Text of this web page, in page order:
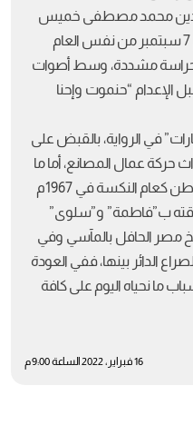
16 فبراير، 2022 الساعة 9:00 م
محمد مصطفى خميس
ومحمد عبد الرحمن البقري في يوم 7 سبتمبر من نفس العام
حراسة مشددة، وسط أصوات
الإعدام “حنموت وإحنا
في الرواية، بالقبض على
حركة عمال المصانع، أما ما
تلتها من انكسارات عامة أصابت الوطن كعام النكسة في 1967م
ب”فاطمة” و”سلوى”
مصر الحافل بالمآسي وفي
الدائر بينها، ففي العودة
نحياه اليوم على كافة